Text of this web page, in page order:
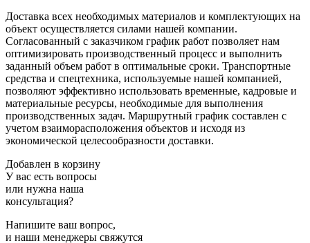
Доставка всех необходимых материалов и комплектующих на
объект осуществляется силами нашей компании.
Согласованный с заказчиком график работ позволяет нам
оптимизировать производственный процесс и выполнить
заданный объем работ в оптимальные сроки. Транспортные
средства и спецтехника, используемые нашей компанией,
позволяют эффективно использовать временные, кадровые и
материальные ресурсы, необходимые для выполнения
производственных задач. Маршрутный график составлен с
учетом взаиморасположения объектов и исходя из
экономической целесообразности доставки.
Добавлен в корзину
У вас есть вопросы
или нужна наша
консультация?
Напишите ваш вопрос,
и наши менеджеры свяжутся